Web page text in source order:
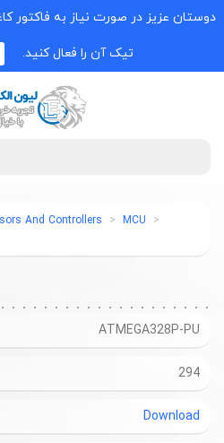
دوستان عزیز در صورت نیاز به فاکتور
تیک آن را فعال کنید.
And Controllers
MCU
ATMEGA328P-PU
294
Download